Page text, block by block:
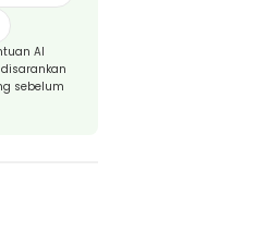
AI
sebelum